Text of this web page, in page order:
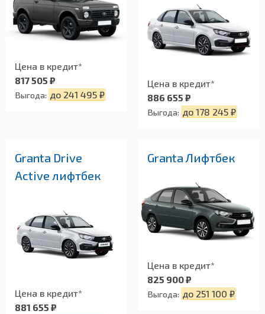
Цена в кредит*
817 505 ₽
Выгода: до 241 495 ₽
Цена в кредит*
886 655 ₽
Выгода: до 178 245 ₽
Granta Drive
Active лифтбек
Цена в кредит*
881 655 ₽
Granta Лифтбек
Цена в кредит*
825 900 ₽
Выгода: до 251 100 ₽